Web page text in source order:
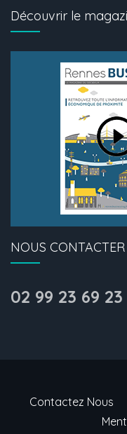
Découvrir le
NOUS CONTACTER
02 99 23 69 23
Contactez Nous